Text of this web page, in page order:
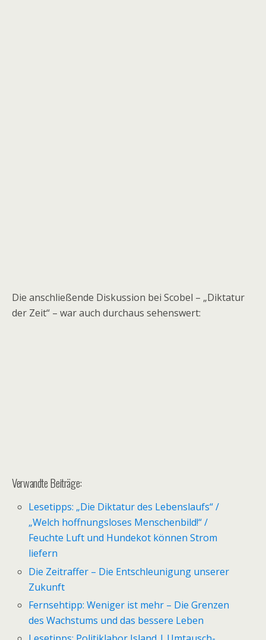
Die anschließende Diskussion bei Scobel – „Diktatur
der Zeit“ – war auch durchaus sehenswert:
Verwandte Beiträge:
Lesetipps: „Die Diktatur des Lebenslaufs“ /
„Welch hoffnungsloses Menschenbild!“ /
Feuchte Luft und Hundekot können Strom
liefern
Die Zeitraffer – Die Entschleunigung unserer
Zukunft
Fernsehtipp: Weniger ist mehr – Die Grenzen
des Wachstums und das bessere Leben